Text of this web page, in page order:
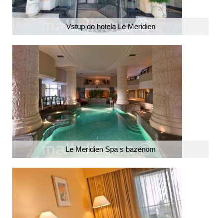
Vstup do hotela Le Meridien
Le Meridien Spa s bazénom